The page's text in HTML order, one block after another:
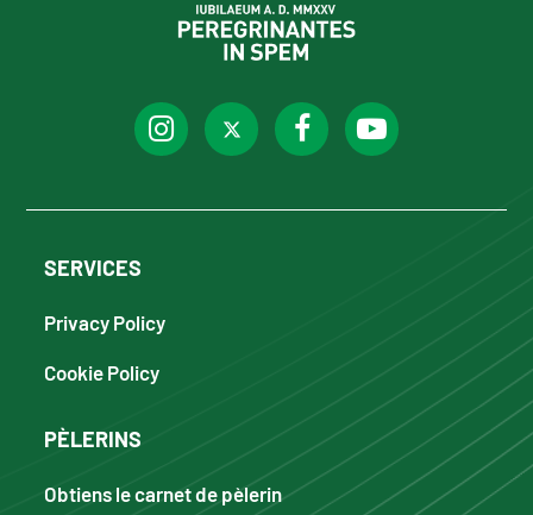
SERVICES
Privacy Policy
Cookie Policy
PÈLERINS
Obtiens le carnet de pèlerin